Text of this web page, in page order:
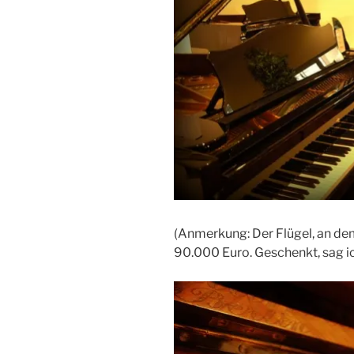
(Anmerkung: Der Flügel, an
90.000 Euro. Geschenkt, sag